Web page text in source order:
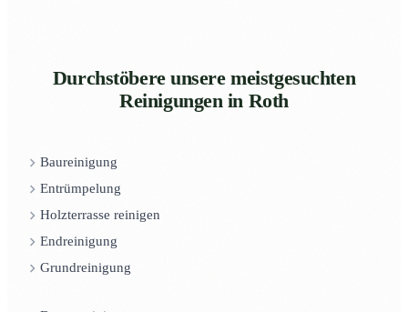
Durchstöbere unsere meistgesuchten
Reinigungen in Roth
Baureinigung
Entrümpelung
Holzterrasse reinigen
Endreinigung
Grundreinigung